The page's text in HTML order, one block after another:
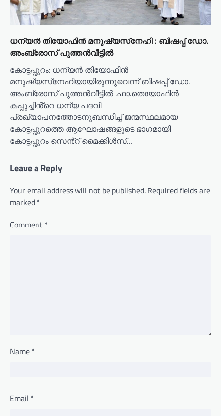
ധന്യൻ തിയോഫിൻ മനുഷ്യസ്‌നേഹി : ബിഷപ്പ് ഡോ.
അംബ്രോസ് പുത്തൻവീട്ടിൽ
കോട്ടപ്പുറം: ധന്യൻ തിയോഫിൻ
മനുഷ്യസ്‌നേഹിയായിരുന്നുവെന്ന് ബിഷപ്പ് ഡോ.
അംബ്രോസ് പുത്തൻവീട്ടിൽ .ഫാ.തെയോഫിൻ
കപ്പുച്ചിൻ്റെ ധന്യ പദവി
പ്രഖ്യാപനത്തോടനുബന്ധിച്ച് ജന്മസ്ഥലമായ
കോട്ടപ്പുറത്തെ ആഘോഷങ്ങളുടെ ഭാഗമായി
കോട്ടപ്പുറം സെൻ്റ് മൈക്കിൾസ്…
Leave a Reply
Your email address will not be published. Required fields are
marked *
Comment *
Name *
Email *